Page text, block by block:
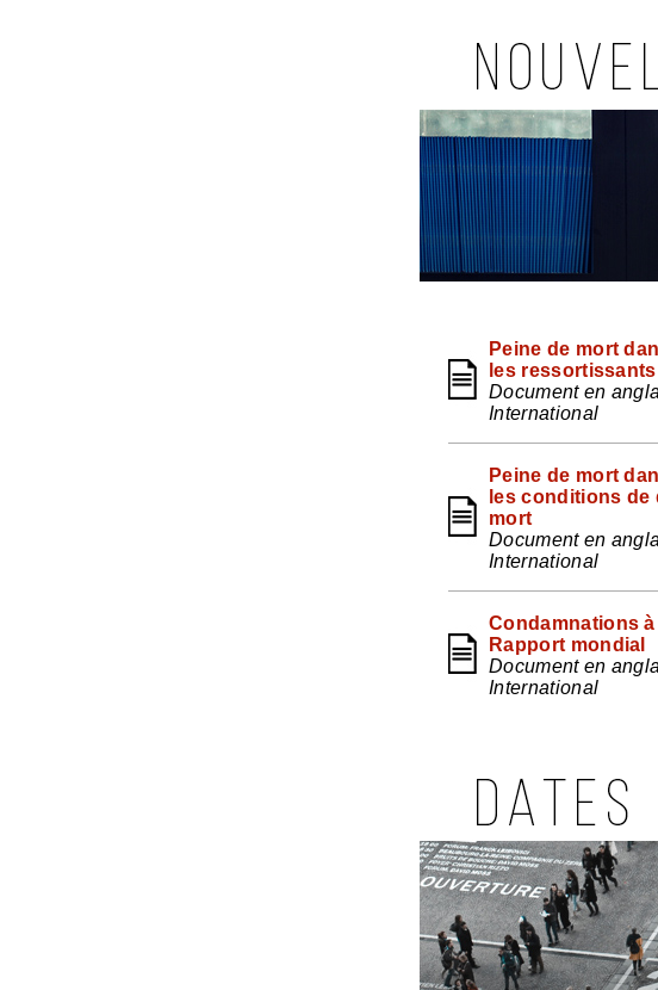
Peine de mort
les
Document en
International
Peine de mort
les conditions de
mort
Document en
International
Condamnations
Rapport mondial
Document en
International